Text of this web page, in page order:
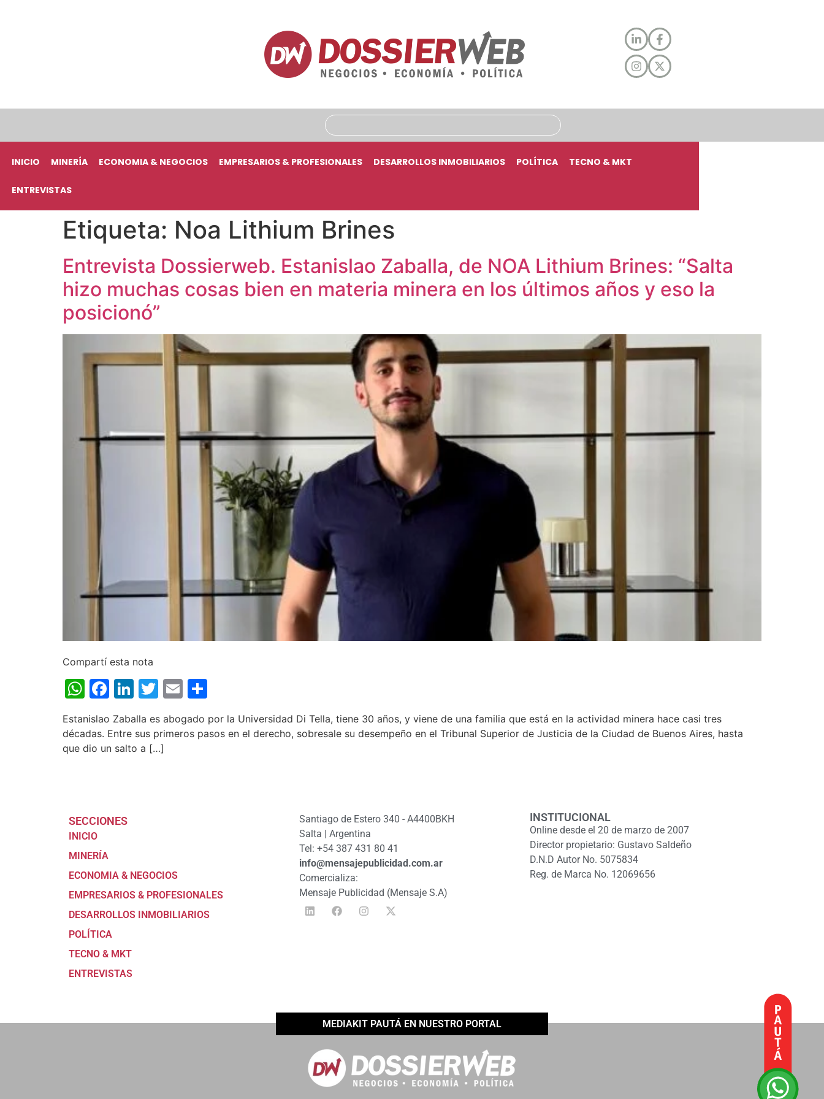
INICIO MINERÍA ECONOMIA & NEGOCIOS EMPRESARIOS & PROFESIONALES DESARROLLOS INMOBILIARIOS POLÍTICA TECNO & MKT
ENTREVISTAS
Etiqueta: Noa Lithium Brines
Entrevista Dossierweb. Estanislao Zaballa, de NOA Lithium Brines: “Salta
hizo muchas cosas bien en materia minera en los últimos años y eso la
posicionó”
Compartí esta nota
WhatsApp
Facebook
LinkedIn
Twitter
Email
Estanislao Zaballa es abogado por la Universidad Di Tella, tiene 30 años, y viene de una familia que está en la actividad minera hace casi tres
décadas. Entre sus primeros pasos en el derecho, sobresale su desempeño en el Tribunal Superior de Justicia de la Ciudad de Buenos Aires, hasta
que dio un salto a […]
SECCIONES
INICIO
MINERÍA
ECONOMIA & NEGOCIOS
EMPRESARIOS & PROFESIONALES
DESARROLLOS INMOBILIARIOS
POLÍTICA
TECNO & MKT
ENTREVISTAS
Santiago de Estero 340 - A4400BKH
Salta | Argentina
Tel: +54 387 431 80 41
info@mensajepublicidad.com.ar
Comercializa:
Mensaje Publicidad (Mensaje S.A)
INSTITUCIONAL
Online desde el 20 de marzo de 2007
Director propietario: Gustavo Saldeño
D.N.D Autor No. 5075834
Reg. de Marca No. 12069656
MEDIAKIT PAUTÁ EN NUESTRO PORTAL